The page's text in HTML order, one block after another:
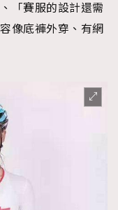
「賽服的設計還需
像底褲外穿、有網